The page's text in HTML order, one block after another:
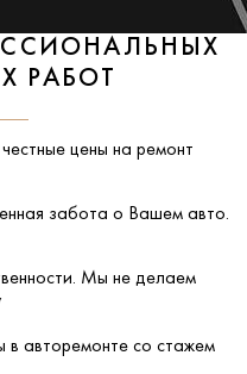
РАБОТ
цены на ремонт
забота о Вашем авто.
Мы не делаем
в авторемонте со стажем